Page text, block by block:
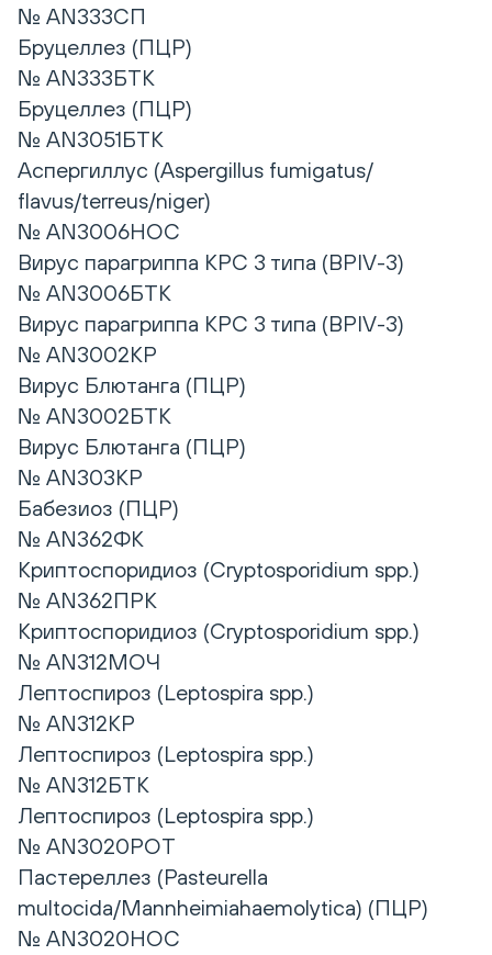
№ AN333СП
Бруцеллез (ПЦР)
№ AN333БТК
Бруцеллез (ПЦР)
№ AN3051БТК
Аспергиллус (Aspergillus fumigatus/
flavus/terreus/niger)
№ AN3006НОС
Вирус парагриппа КРС 3 типа (BPIV-3)
№ AN3006БТК
Вирус парагриппа КРС 3 типа (BPIV-3)
№ AN3002КР
Вирус Блютанга (ПЦР)
№ AN3002БТК
Вирус Блютанга (ПЦР)
№ AN303КР
Бабезиоз (ПЦР)
№ AN362ФК
Криптоспоридиоз (Cryptosporidium spp.)
№ AN362ПРК
Криптоспоридиоз (Cryptosporidium spp.)
№ AN312МОЧ
Лептоспироз (Leptospira spp.)
№ AN312КР
Лептоспироз (Leptospira spp.)
№ AN312БТК
Лептоспироз (Leptospira spp.)
№ AN3020РОТ
Пастереллез (Pasteurella
multocida/Mannheimiahaemolytica) (ПЦР)
№ AN3020НОС